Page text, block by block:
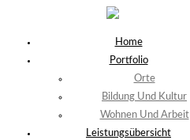
Home
Portfolio
Orte
Bildung Und Kultur
Wohnen Und Arbeit
Leistungsübersicht